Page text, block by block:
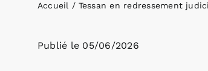
Accueil Tessan en redressement
Publié le 05/06/2026